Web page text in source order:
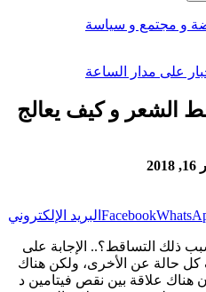
الشعر و كيف يعالج
Facebook البريد الإلكتروني
ذلك التساقط؟.. الإجابة على
حالة عن الأخرى، ولكن هناك
هناك علاقة بين نقص فيتامين د